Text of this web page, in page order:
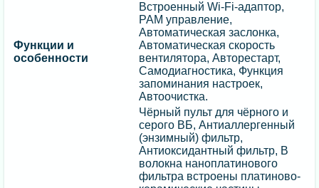
Функции и
особенности
Встроенный Wi-Fi-адаптор,
PAM управление,
Автоматическая заслонка,
Автоматическая скорость
вентилятора, Авторестарт,
Cамодиагностика, Функция
запоминания настроек,
Автоочистка.
Чёрный пульт для чёрного и
серого ВБ, Антиаллергенный
(энзимный) фильтр,
Антиоксидантный фильтр, В
волокна наноплатинового
фильтра встроены платиново-